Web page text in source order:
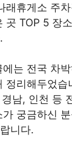
래휴게소 주
곳 TOP 5 장
에는 전국 차
정리해두었습
남, 인천 등
궁금하신
니다.